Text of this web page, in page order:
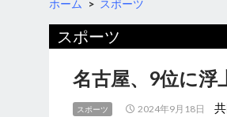
ホーム > スポーツ
スポーツ
名古屋、9位に浮
スポーツ 2024年9月18日